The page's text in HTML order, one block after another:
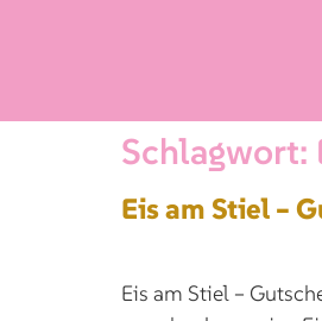
Schlagwort:
Eis am Stiel –
Eis am Stiel –